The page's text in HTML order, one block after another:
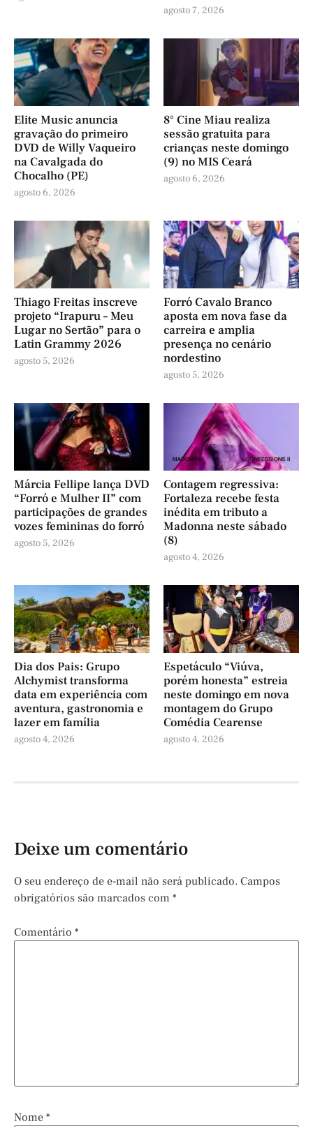
agosto 7, 2026
Elite Music anuncia
gravação do primeiro
DVD de Willy Vaqueiro
na Cavalgada do
Chocalho (PE)
agosto 6, 2026
8° Cine Miau realiza
sessão gratuita para
crianças neste domingo
(9) no MIS Ceará
agosto 6, 2026
Thiago Freitas inscreve
projeto “Irapuru – Meu
Lugar no Sertão” para o
Latin Grammy 2026
agosto 5, 2026
Forró Cavalo Branco
aposta em nova fase da
carreira e amplia
presença no cenário
nordestino
agosto 5, 2026
Márcia Fellipe lança DVD
“Forró e Mulher II” com
participações de grandes
vozes femininas do forró
agosto 5, 2026
Contagem regressiva:
Fortaleza recebe festa
inédita em tributo a
Madonna neste sábado
(8)
agosto 4, 2026
Dia dos Pais: Grupo
Alchymist transforma
data em experiência com
aventura, gastronomia e
lazer em família
agosto 4, 2026
Espetáculo “Viúva,
porém honesta” estreia
neste domingo em nova
montagem do Grupo
Comédia Cearense
agosto 4, 2026
Deixe um comentário
O seu endereço de e-mail não será publicado. Campos
obrigatórios são marcados com *
Comentário *
Nome *